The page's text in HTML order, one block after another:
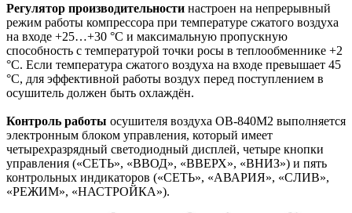
Регулятор производительности настроен на непрерывный
режим работы компрессора при температуре сжатого воздуха
на входе +25…+30 °С и максимальную пропускную
способность с температурой точки росы в теплообменнике +2
°С. Если температура сжатого воздуха на входе превышает 45
°С, для эффективной работы воздух перед поступлением в
осушитель должен быть охлаждён.
Контроль работы осушителя воздуха ОВ-840М2 выполняется
электронным блоком управления, который имеет
четырехразрядный светодиодный дисплей, четыре кнопки
управления («СЕТЬ», «ВВОД», «ВВЕРХ», «ВНИЗ») и пять
контрольных индикаторов («СЕТЬ», «АВАРИЯ», «СЛИВ»,
«РЕЖИМ», «НАСТРОЙКА»).